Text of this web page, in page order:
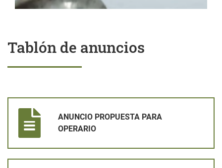
Tablón de anuncios
ANUNCIO PROPUESTA PARA
OPERARIO